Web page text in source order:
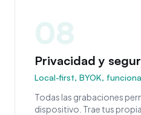
08
Privacidad y
Local-first, BYOK,
Todas las grabaciones
dispositivo. Trae tus